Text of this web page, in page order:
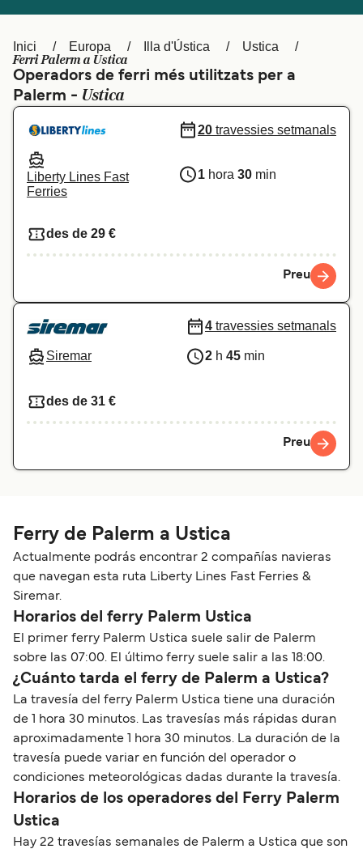
Ελλάδα Belgique (FR)
Polska Deutschland
Schweiz (DE) Norge
Inici Europa Illa d'Ústica Ustica
Ferri Palerm a Ustica
Operadors de ferri més utilitzats per a
Palerm - Ustica
Liberty Lines Fast
Ferries
20 travessies setmanals
1 hora 30 min
des de 29 €
Preu
Siremar
4 travessies setmanals
2 h 45 min
des de 31 €
Preu
Ferry de Palerm a Ustica
Actualmente podrás encontrar 2 compañías navieras
que navegan esta ruta Liberty Lines Fast Ferries &
Siremar.
Horarios del ferry Palerm Ustica
El primer ferry Palerm Ustica suele salir de Palerm
sobre las 07:00. El último ferry suele salir a las 18:00.
¿Cuánto tarda el ferry de Palerm a Ustica?
La travesía del ferry Palerm Ustica tiene una duración
de 1 hora 30 minutos. Las travesías más rápidas duran
aproximadamente 1 hora 30 minutos. La duración de la
travesía puede variar en función del operador o
condiciones meteorológicas dadas durante la travesía.
Horarios de los operadores del Ferry Palerm
Ustica
Hay 22 travesías semanales de Palerm a Ustica que son